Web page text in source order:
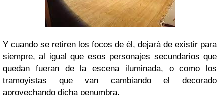
Y cuando se retiren los focos de él, dejará de existir para
siempre, al igual que esos personajes secundarios que
quedan fueran de la escena iluminada, o como los
tramoyistas que van cambiando el decorado
aprovechando dicha penumbra.